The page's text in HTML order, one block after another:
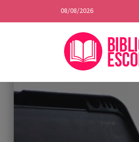
08/08/2026